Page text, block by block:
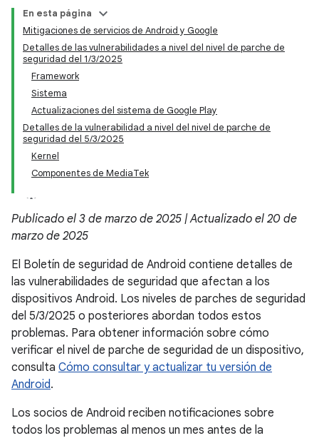
En esta página
Mitigaciones de servicios de Android y Google
Detalles de las vulnerabilidades a nivel del nivel de parche de
seguridad del 1/3/2025
Framework
Sistema
Actualizaciones del sistema de Google Play
Detalles de la vulnerabilidad a nivel del nivel de parche de
seguridad del 5/3/2025
Kernel
Componentes de MediaTek
Publicado el 3 de marzo de 2025 | Actualizado el 20 de
marzo de 2025
El Boletín de seguridad de Android contiene detalles de
las vulnerabilidades de seguridad que afectan a los
dispositivos Android. Los niveles de parches de seguridad
del 5/3/2025 o posteriores abordan todos estos
problemas. Para obtener información sobre cómo
verificar el nivel de parche de seguridad de un dispositivo,
consulta Cómo consultar y actualizar tu versión de
Android.
Los socios de Android reciben notificaciones sobre
todos los problemas al menos un mes antes de la